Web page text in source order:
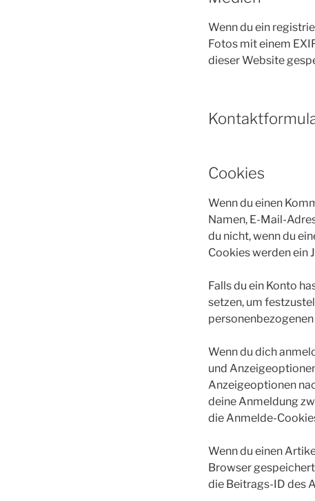
Wenn du ein
Fotos mit einem
dieser Website
Cookies
Wenn du einen
Namen, E-Mail-
du nicht, wenn du
Cookies werden ein
Falls du ein Konto
setzen, um
Wenn du dich
und
Anzeigeoptionen
deine Anmeldung
die Anmelde-
Wenn du einen
Browser
die Beitrags-ID des